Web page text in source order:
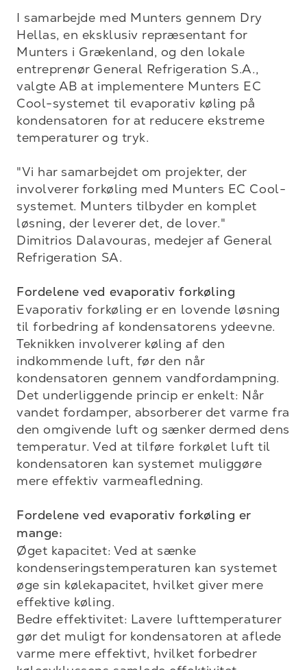
I samarbejde med Munters gennem Dry
Hellas, en eksklusiv repræsentant for
Munters i Grækenland, og den lokale
entreprenør General Refrigeration S.A.,
valgte AB at implementere Munters EC
Cool-systemet til evaporativ køling på
kondensatoren for at reducere ekstreme
temperaturer og tryk.
"Vi har samarbejdet om projekter, der
involverer forkøling med Munters EC Cool-
systemet. Munters tilbyder en komplet
løsning, der leverer det, de lover."
Dimitrios Dalavouras, medejer af General
Refrigeration SA.
Fordelene ved evaporativ forkøling
Evaporativ forkøling er en lovende løsning
til forbedring af kondensatorens ydeevne.
Teknikken involverer køling af den
indkommende luft, før den når
kondensatoren gennem vandfordampning.
Det underliggende princip er enkelt: Når
vandet fordamper, absorberer det varme fra
den omgivende luft og sænker dermed dens
temperatur. Ved at tilføre forkølet luft til
kondensatoren kan systemet muliggøre
mere effektiv varmeafledning.
Fordelene ved evaporativ forkøling er
mange:
Øget kapacitet: Ved at sænke
kondenseringstemperaturen kan systemet
øge sin kølekapacitet, hvilket giver mere
effektive køling.
Bedre effektivitet: Lavere lufttemperaturer
gør det muligt for kondensatoren at aflede
varme mere effektivt, hvilket forbedrer